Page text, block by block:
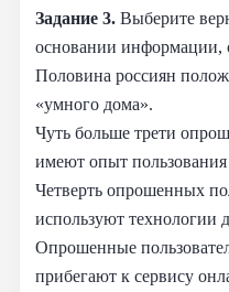
Задание 3. Выберите
основании информации,
Половина россиян
«умного дома».
Чуть больше трети
имеют опыт
Четверть опрошенных
используют технологии
Опрошенные
прибегают к сервису